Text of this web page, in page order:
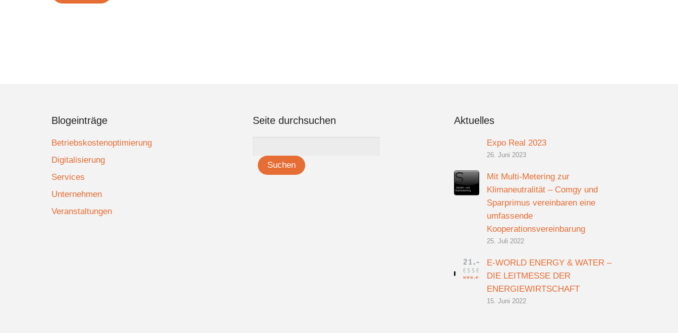
Blogeinträge
Betriebskostenoptimierung
Digitalisierung
Services
Unternehmen
Veranstaltungen
Seite durchsuchen Aktuelles
Expo Real 2023
26. Juni 2023
Mit Multi-Metering zur
Klimaneutralität – Comgy und
Sparprimus vereinbaren eine
umfassende
Kooperationsvereinbarung
25. Juli 2022
E-WORLD ENERGY & WATER –
DIE LEITMESSE DER
ENERGIEWIRTSCHAFT
15. Juni 2022